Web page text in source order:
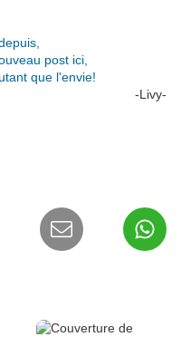
post ici,
que l'envie!
-Livy-